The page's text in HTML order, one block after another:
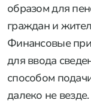
образом для
граждан и
Финансовые
для ввода
способом
далеко не везде.